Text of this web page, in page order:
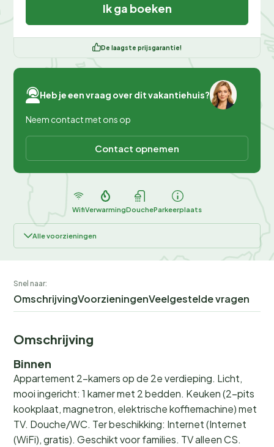
Ik ga boeken
De laagste prijsgarantie!
Heb je een vraag over dit vakantiehuis?
Neem contact met ons op
Contact opnemen
WifiVerwarmingDoucheParkeerplaats
Alle voorzieningen
Snel naar:
OmschrijvingVoorzieningenVeelgestelde vragen
Omschrijving
Binnen
Appartement 2-kamers op de 2e verdieping. Licht,
mooi ingericht: 1 kamer met 2 bedden. Keuken (2-pits
kookplaat, magnetron, elektrische koffiemachine) met
TV. Douche/WC. Ter beschikking: Internet (Internet
(WiFi), gratis). Geschikt voor families. TV alleen CS.